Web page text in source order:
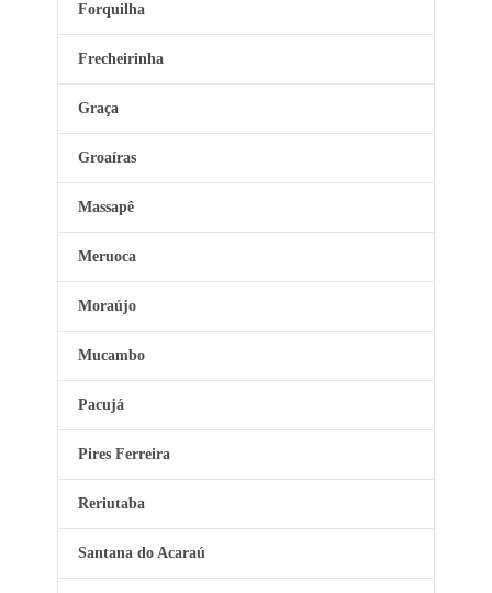
Forquilha
Frecheirinha
Graça
Groaíras
Massapê
Meruoca
Moraújo
Mucambo
Pacujá
Pires Ferreira
Reriutaba
Santana do Acaraú